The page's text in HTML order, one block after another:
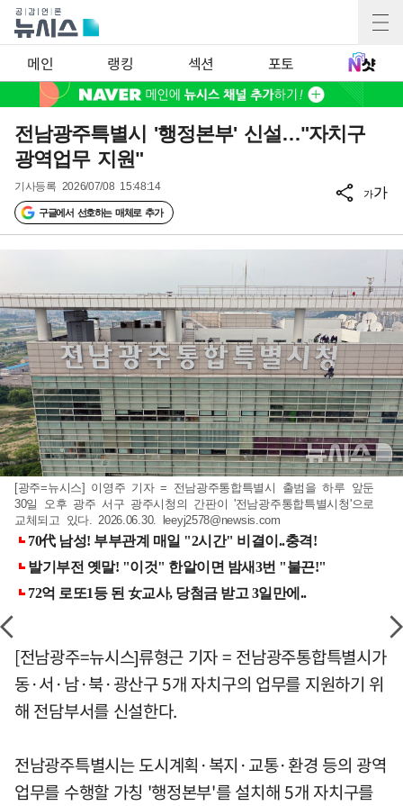
메인 랭킹 섹션 포토
전남광주특별시 '행정본부' 신설…"자치구
광역업무 지원"
기사등록 2026/07/08 15:48:14
구글에서 선호하는 매체로 추가
가가
[광주=뉴시스] 이영주 기자 = 전남광주통합특별시 출범을 하루 앞둔
30일 오후 광주 서구 광주시청의 간판이 '전남광주통합특별시청'으로
교체되고 있다. 2026.06.30.
leeyj2578@newsis.com
[전남광주=뉴시스]류형근 기자 = 전남광주통합특별시가
동·서·남·북·광산구 5개 자치구의 업무를 지원하기 위
해 전담부서를 신설한다.
전남광주특별시는 도시계획·복지·교통·환경 등의 광역
업무를 수행할 가칭 '행정본부'를 설치해 5개 자치구를